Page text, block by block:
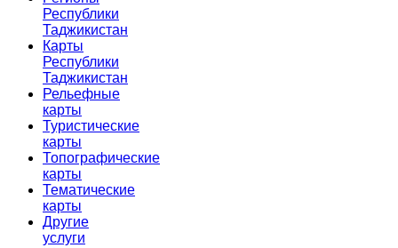
Республики
Таджикистан
Карты
Республики
Таджикистан
Рельефные
карты
Туристические
карты
Топографические
карты
Тематические
карты
Другие
услуги